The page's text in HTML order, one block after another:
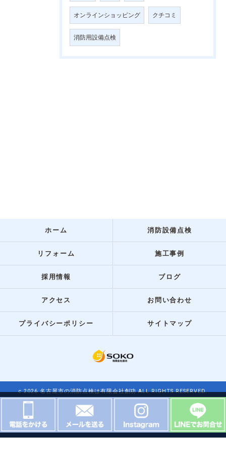
オンラインショッピング クチコミ
消防用設備点検
ホーム 消防設備点検
リフォーム 施工事例
採用情報 ブログ
アクセス お問い合わせ
プライバシーポリシー サイトマップ
c 2026 名古屋市の消防点検は有限会社創功 ALL RIGHTS RESERVED.